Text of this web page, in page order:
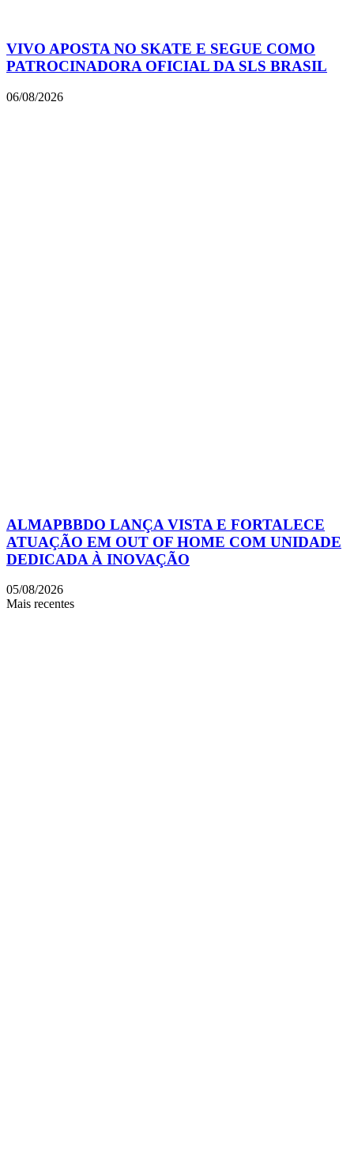
VIVO APOSTA NO SKATE E SEGUE COMO
PATROCINADORA OFICIAL DA SLS BRASIL
06/08/2026
ALMAPBBDO LANÇA VISTA E FORTALECE
ATUAÇÃO EM OUT OF HOME COM UNIDADE
DEDICADA À INOVAÇÃO
05/08/2026
Mais recentes